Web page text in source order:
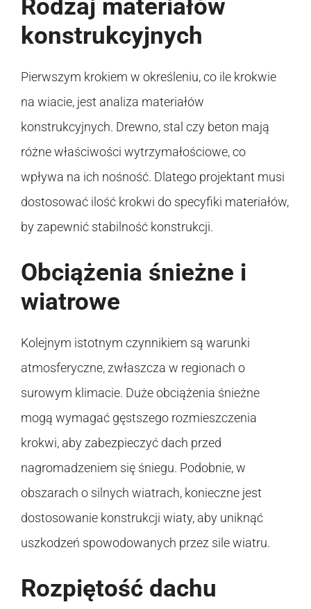
Rodzaj materiałów
konstrukcyjnych
Pierwszym krokiem w określeniu, co ile krokwie
na wiacie, jest analiza materiałów
konstrukcyjnych. Drewno, stal czy beton mają
różne właściwości wytrzymałościowe, co
wpływa na ich nośność. Dlatego projektant musi
dostosować ilość krokwi do specyfiki materiałów,
by zapewnić stabilność konstrukcji.
Obciążenia śnieżne i
wiatrowe
Kolejnym istotnym czynnikiem są warunki
atmosferyczne, zwłaszcza w regionach o
surowym klimacie. Duże obciążenia śnieżne
mogą wymagać gęstszego rozmieszczenia
krokwi, aby zabezpieczyć dach przed
nagromadzeniem się śniegu. Podobnie, w
obszarach o silnych wiatrach, konieczne jest
dostosowanie konstrukcji wiaty, aby uniknąć
uszkodzeń spowodowanych przez sile wiatru.
Rozpiętość dachu